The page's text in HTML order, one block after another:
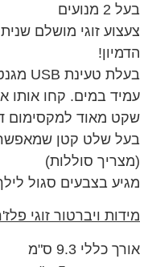
בעל 2 מנועים
צעצוע זוגי מושלם
הדמיון!
בעלת טעינת USB מגנטית
עמיד במים. קחו אותו
שקט מאוד למקסימום
בעל שלט קטן שמאפשר
(מצריך סוללות)
מגיע בצבעים סגול
מידות ויברטור זוגי
אורך כללי 9.3 ס"מ